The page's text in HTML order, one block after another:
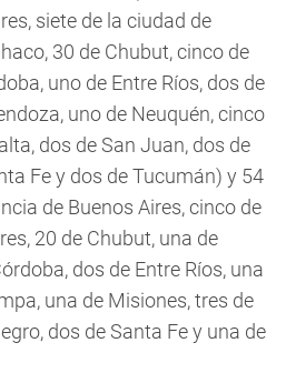
siete de la ciudad de
30 de Chubut, cinco de
uno de Entre Ríos, dos de
uno de Neuquén, cinco
dos de San Juan, dos de
Fe y dos de Tucumán) y 54
de Buenos Aires, cinco de
20 de Chubut, una de
dos de Entre Ríos, una
una de Misiones, tres de
dos de Santa Fe y una de